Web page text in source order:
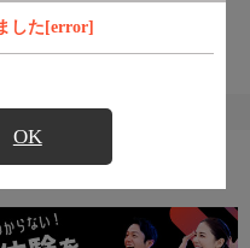
した[error]
OK